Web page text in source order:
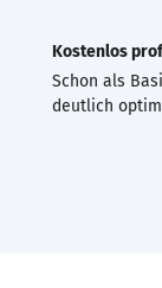
Kostenlos
Schon als
deutlich